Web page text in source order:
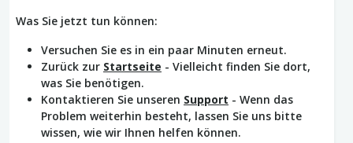
Was Sie jetzt tun können:
Versuchen Sie es in ein paar Minuten erneut.
Zurück zur Startseite - Vielleicht finden Sie dort,
was Sie benötigen.
Kontaktieren Sie unseren Support - Wenn das
Problem weiterhin besteht, lassen Sie uns bitte
wissen, wie wir Ihnen helfen können.